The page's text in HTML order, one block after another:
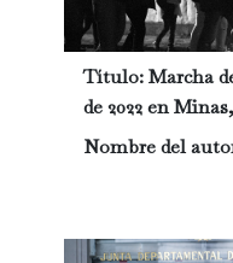
Título:Marcha
de 2022 en
Nombre del